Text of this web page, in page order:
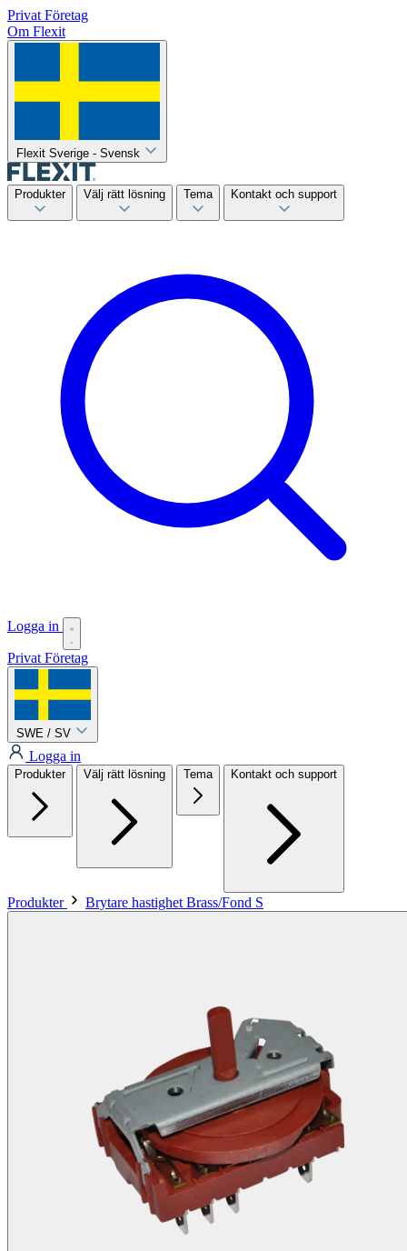
Privat Företag
Om Flexit
Flexit Sverige - Svensk
Produkter Välj rätt lösning Tema Kontakt och support
Logga in
Privat Företag
SWE / SV
Logga in
Produkter Välj rätt lösning Tema Kontakt och support
Produkter Brytare hastighet Brass/Fond S